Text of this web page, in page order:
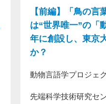
【前編】「鳥の言
は“世界唯一”の「
年に創設し、東京
か？
動物言語学プロジェ
先端科学技術研究セ